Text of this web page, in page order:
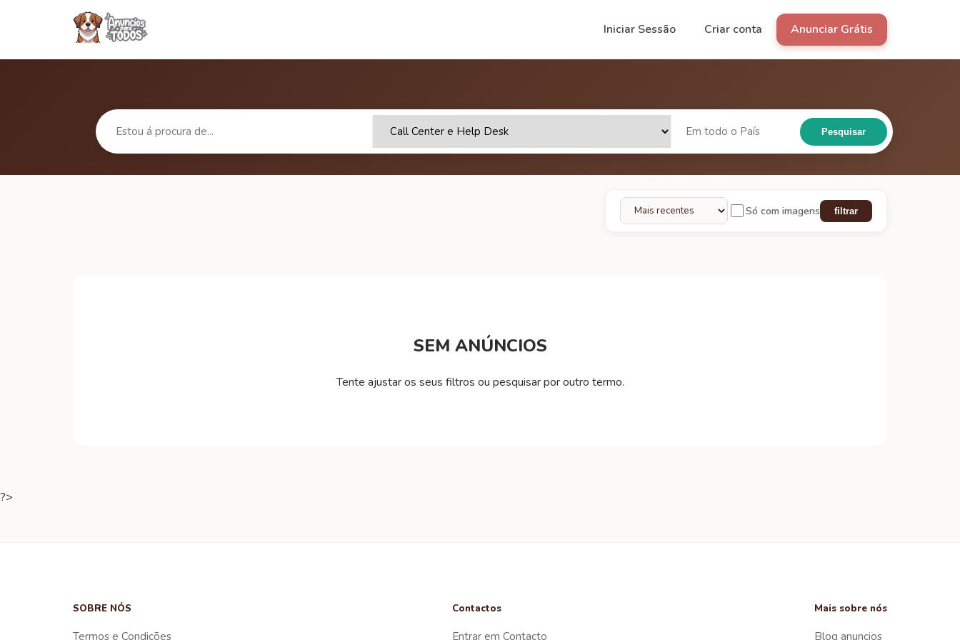
Iniciar Sessão Criar conta Anunciar Grátis
Pesquisar
Só com imagens filtrar
SEM ANÚNCIOS
Tente ajustar os seus filtros ou pesquisar por outro termo.
?>
SOBRE NÓS
Termos e Condições
Contactos
Entrar em Contacto
Mais sobre nós
Blog anuncios